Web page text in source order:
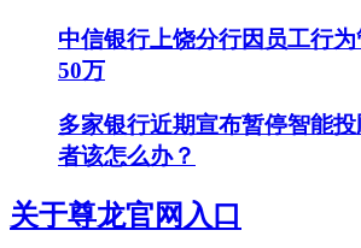
中信银行上饶分行因员工行
50万
多家银行近期宣布暂停智能
者该怎么办？
关于尊龙官网入口